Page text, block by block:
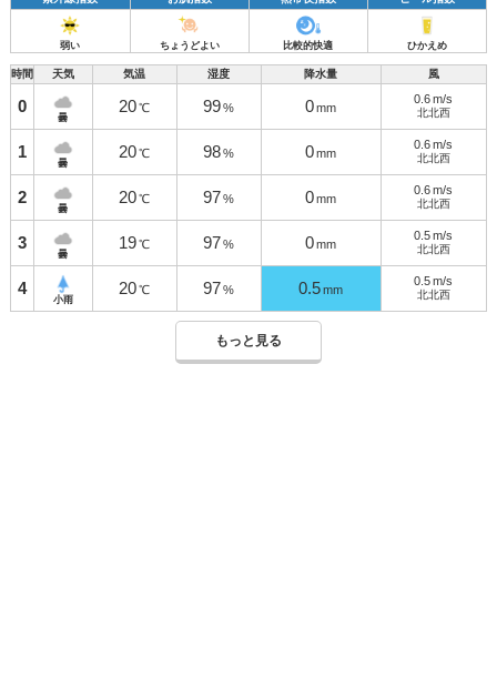
弱い ちょうどよい 比較的快適 ひかえめ
時間 天気 気温 湿度 降水量 風
0
曇
20 ℃ 99 % 0 mm
0.6 m/s
北北西
1
曇
20 ℃ 98 % 0 mm
0.6 m/s
北北西
2
曇
20 ℃ 97 % 0 mm
0.6 m/s
北北西
3
曇
19 ℃ 97 % 0 mm
0.5 m/s
北北西
4
小雨
20 ℃ 97 % 0.5 mm
0.5 m/s
北北西
もっと見る